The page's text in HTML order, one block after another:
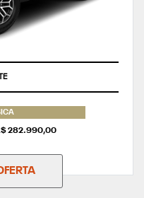
R$ 282.990,00